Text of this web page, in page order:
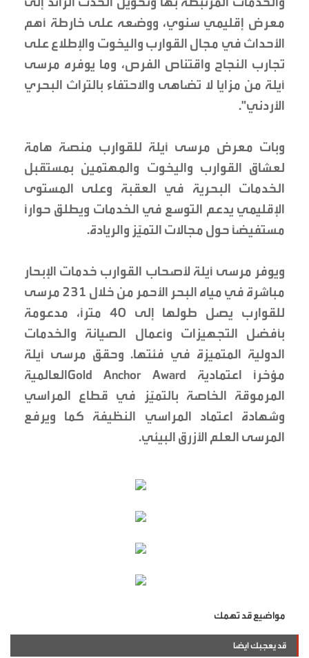
معرض إقليمي سنوي، ووضعه على خارطة أهم
الأحداث في مجال القوارب واليخوت والإطلاع على
تجارب النجاح واقتناص الفرص، وما يوفره مرسى
أيلة من مزايا لا تضاهى والاحتفاء بالتراث البحري
الأردني".
وبات معرض مرسى أيلة للقوارب منصة هامة
لعشاق القوارب واليخوت والمهتمين بمستقبل
الخدمات البحرية في العقبة وعلى المستوى
الإقليمي يدعم التوسع في الخدمات ويطلق حواراً
مستفيضاً حول مجالات التميّز والريادة.
ويوفر مرسى أيلة لأصحاب القوارب خدمات الإبحار
مباشرة في مياه البحر الأحمر من خلال 231 مرسى
للقوارب يصل طولها إلى 40 مترًا، مدعومة
بأفضل التجهيزات وأعمال الصيانة والخدمات
الدولية المتميزة في فئتها. وحقق مرسى أيلة
مؤخراً اعتمادية Gold Anchor Awardالعالمية
المرموقة الخاصة بالتميّز في قطاع المراسي
وشهادة اعتماد المراسي النظيفة كما ويرفع
المرسى العلم الأزرق البيئي.
مواضيع قد تهمك
قد يعجبك ايضا